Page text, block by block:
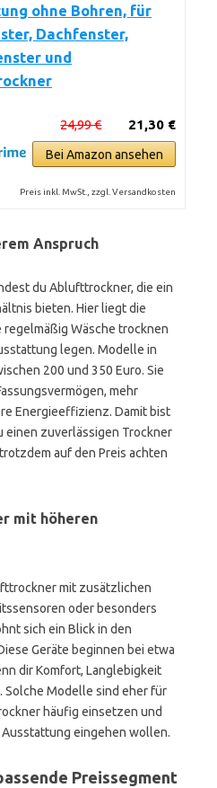
ohne Bohren, für
Dachfenster,
und
21,30 €
24,99 €
Bei Amazon ansehen
Preis inkl. MwSt., zzgl. Versandkosten
Anspruch
du Ablufttrockner, die ein
bieten. Hier liegt die
Wäsche trocknen
legen. Modelle in
200 und 350 Euro. Sie
mehr
Energieeffizienz. Damit bist
zuverlässigen Trockner
auf den Preis achten
mit höheren
mit zusätzlichen
oder besonders
sich ein Blick in den
Geräte beginnen bei etwa
dir Komfort, Langlebigkeit
Solche Modelle sind eher für
häufig einsetzen und
Ausstattung eingehen wollen.
Preissegment